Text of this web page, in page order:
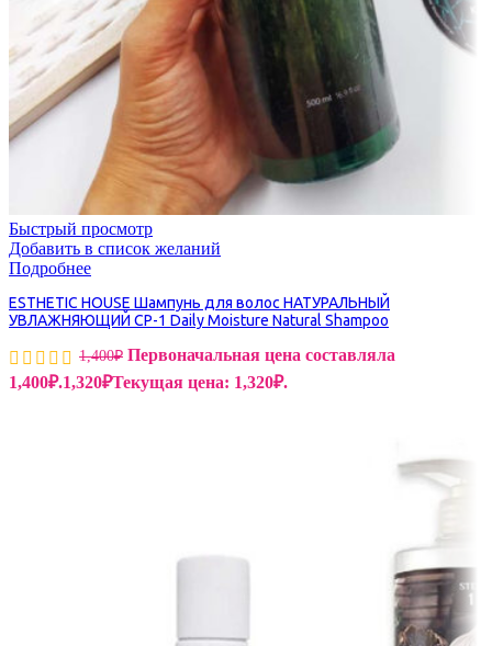
Быстрый просмотр
Добавить в список желаний
Подробнее
ESTHETIC HOUSE Шампунь для волос НАТУРАЛЬНЫЙ
УВЛАЖНЯЮЩИЙ CP-1 Daily Moisture Natural Shampoo
1,400₽ Первоначальная цена составляла
1,400₽.1,320₽Текущая цена: 1,320₽.